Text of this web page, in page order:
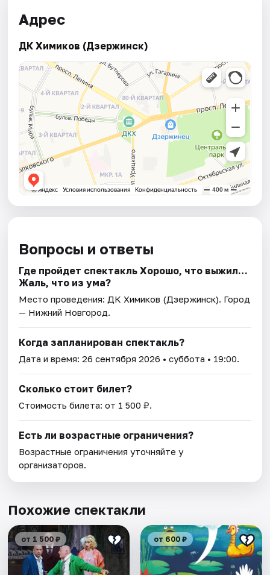
Адрес
ДК Химиков (Дзержинск)
Вопросы и ответы
Где пройдет спектакль Хорошо, что выжил…
Жаль, что из ума?
Место проведения: ДК Химиков (Дзержинск). Город
— Нижний Новгород.
Когда запланирован спектакль?
Дата и время:26 сентября 2026 • суббота • 19:00.
Сколько стоит билет?
Стоимость билета: от 1 500 ₽.
Есть ли возрастные ограничения?
Возрастные ограничения уточняйте у
организаторов.
Похожие спектакли
от 1 500 ₽ от 600 ₽